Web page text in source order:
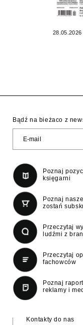
28.05.2026
Bądź na bieżaco z
Poznaj
księgarni
Poznaj
zostań
Przeczytaj
ludźmi z
Przeczytaj
fachowców
Poznaj
reklamy i
Kontakty do nas